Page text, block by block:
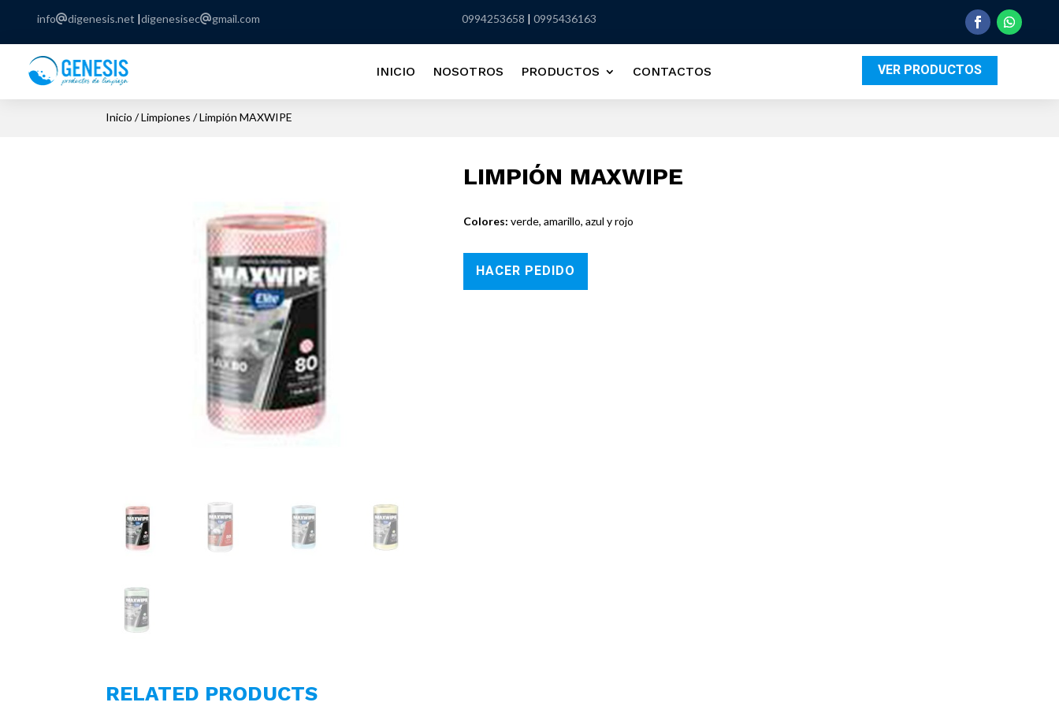
info digenesis.net |digenesisec gmail.com 0994253658 |0995436163
INICIO NOSOTROS PRODUCTOS CONTACTOS VER PRODUCTOS
Inicio /Limpiones / Limpión MAXWIPE
LIMPIÓN MAXWIPE
Colores: verde, amarillo, azul y rojo
HACER PEDIDO
RELATED PRODUCTS